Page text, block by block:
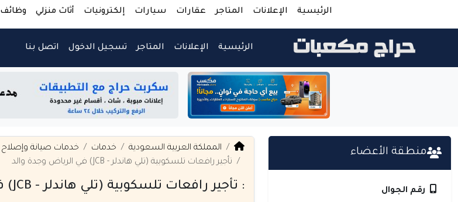
الرئيسية الإعلانات المتاجر عقارات سيارات إلكترونيات أثاث منزلي وظائف
الرئيسية الإعلانات المتاجر تسجيل الدخول اتصل بنا
منطقة الأعضاء
رقم الجوال
المملكة العربية السعودية خدمات
خدمات صيانة وإصلاح
تأجير رافعات تلسكوبية (تلي هاندلر - JCB) في الرياض وجدة والد
: تأجير رافعات تلسكوبية (تلي هاندلر - JCB) في الرياض وجدة والد